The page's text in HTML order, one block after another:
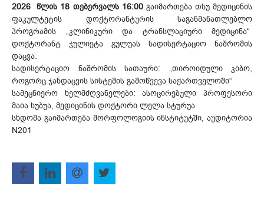
2026 წლის 18 თებერვალს 16:00 გაიმართება თსუ მედიცინის
ფაკულტეტის დოქტორანტურის საგანმანათლებლო
პროგრამის „კლინიკური და ტრანსლაციური მედიცინა“
დოქტორანტ ჯულიეტა გულუას სადისერტაციო ნაშრომის
დაცვა.
სადისერტაციო ნაშრომის სათაური: „თიროიდული კიბო,
როგორც ჯანდაცვის სისტემის გამოწვევა საქართველოში“
სამეცნიერო ხელმძღვანელები: ასოცირებული პროფესორი
მაია ხუბუა, მედიცინის დოქტორი ლელა სტურუა
სხდომა გაიმართება მორფოლოგიის ინსტიტუტში, აუდიტორია
N201